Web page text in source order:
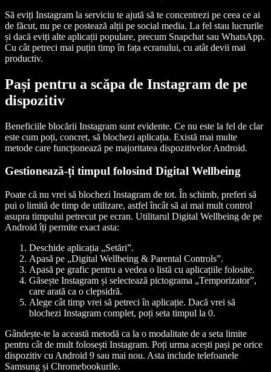
Să eviți Instagram la serviciu te ajută să te concentrezi pe ceea ce ai
de făcut, nu pe ce postează alții pe social media. La fel stau lucrurile
și dacă eviți alte aplicații populare, precum Snapchat sau WhatsApp.
Cu cât petreci mai puțin timp în fața ecranului, cu atât devii mai
productiv.
Pași pentru a scăpa de Instagram de pe
dispozitiv
Beneficiile blocării Instagram sunt evidente. Ce nu este la fel de clar
este cum poți, concret, să blochezi aplicația. Există mai multe
metode care funcționează pe majoritatea dispozitivelor Android.
Gestionează-ți timpul folosind Digital Wellbeing
Poate că nu vrei să blochezi Instagram de tot. În schimb, preferi să
pui o limită de timp de utilizare, astfel încât să ai mai mult control
asupra timpului petrecut pe ecran. Utilitarul Digital Wellbeing de pe
Android îți permite exact asta:
Deschide aplicația „Setări”.
Apasă pe „Digital Wellbeing & Parental Controls”.
Apasă pe grafic pentru a vedea o listă cu aplicațiile folosite.
Găsește Instagram și selectează pictograma „Temporizator”,
care arată ca o clepsidră.
Alege cât timp vrei să petreci în aplicație. Dacă vrei să
blochezi Instagram complet, poți seta timpul la 0.
Gândește-te la această metodă ca la o modalitate de a seta limite
pentru cât de mult folosești Instagram. Poți urma acești pași pe orice
dispozitiv cu Android 9 sau mai nou. Asta include telefoanele
Samsung și Chromebookurile.